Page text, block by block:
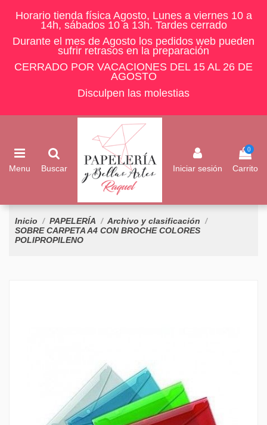
Horario tienda física Agosto, Lunes a viernes 10 a
14h, sábados 10 a 13h. Tardes cerrado
Durante el mes de Agosto los pedidos web pueden
sufrir retrasos en la preparación
CERRADO POR VACACIONES DEL 15 AL 26 DE
AGOSTO
Disculpen las molestias
Menu Buscar Iniciar sesión
0
Carrito
Inicio PAPELERÍA
Archivo y clasificación
SOBRE CARPETA A4 CON BROCHE COLORES
POLIPROPILENO